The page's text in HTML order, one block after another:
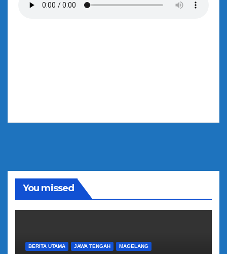
You missed
BERITA UTAMA JAWA TENGAH MAGELANG